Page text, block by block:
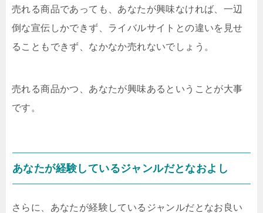
売れる商品であっても、あなたが興味なければ、一辺
倒な宣伝しかできず、ライバルサイトとの違いを見せ
ることもできず、なかなか売れないでしょう。
売れる商品かつ、あなたが興味あるということが大事
です。
あなたが経験しているジャンルだとなおよし
さらに、あなたが経験しているジャンルだとなお良い